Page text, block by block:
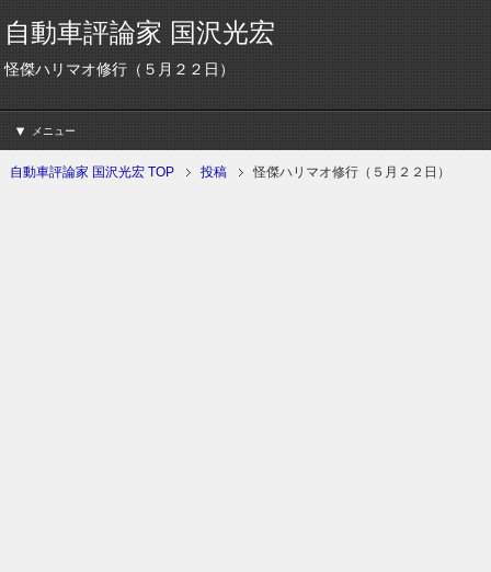
自動車評論家 国沢光宏
怪傑ハリマオ修行（５月２２日）
メニュー
自動車評論家 国沢光宏 TOP 投稿 怪傑ハリマオ修行（５月２２日）